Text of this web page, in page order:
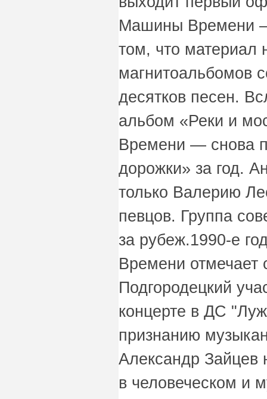
Машины Времени
том, что материал
магнитоальбомов
десятков песен.
альбом «Реки и
Времени — снова
дорожки» за год.
только Валерию
певцов. Группа
за рубеж.1990-е
Времени отмечает
Подгородецкий
концерте в ДС
признанию
Александр Зайцев
в человеческом и